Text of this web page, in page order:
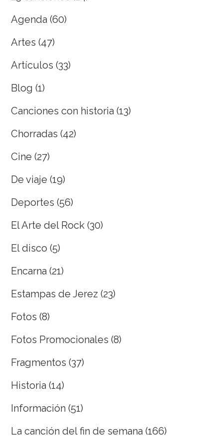
Agenda (60)
Artes (47)
Artículos (33)
Blog (1)
Canciones con historia (13)
Chorradas (42)
Cine (27)
De viaje (19)
Deportes (56)
El Arte del Rock (30)
El disco (5)
Encarna (21)
Estampas de Jerez (23)
Fotos (8)
Fotos Promocionales (8)
Fragmentos (37)
Historia (14)
Información (51)
La canción del fin de semana (166)